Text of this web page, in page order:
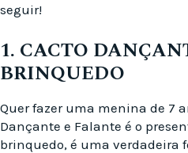
seguir!
1. CACTO
BRINQUEDO
Quer fazer uma menina de 7
Dançante e Falante é o
brinquedo, é uma verdadeira